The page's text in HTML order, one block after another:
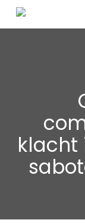
Skip
to
klacht